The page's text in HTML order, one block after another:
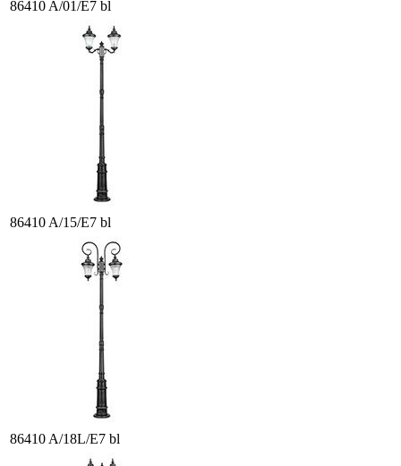
86410 A/01/E7 bl
86410 A/15/E7 bl
86410 A/18L/E7 bl